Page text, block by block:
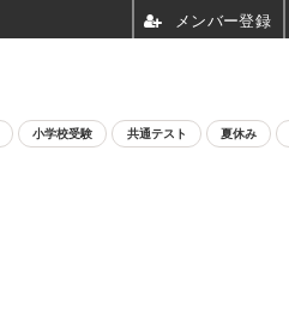
小学校受験 共通テスト 夏休み